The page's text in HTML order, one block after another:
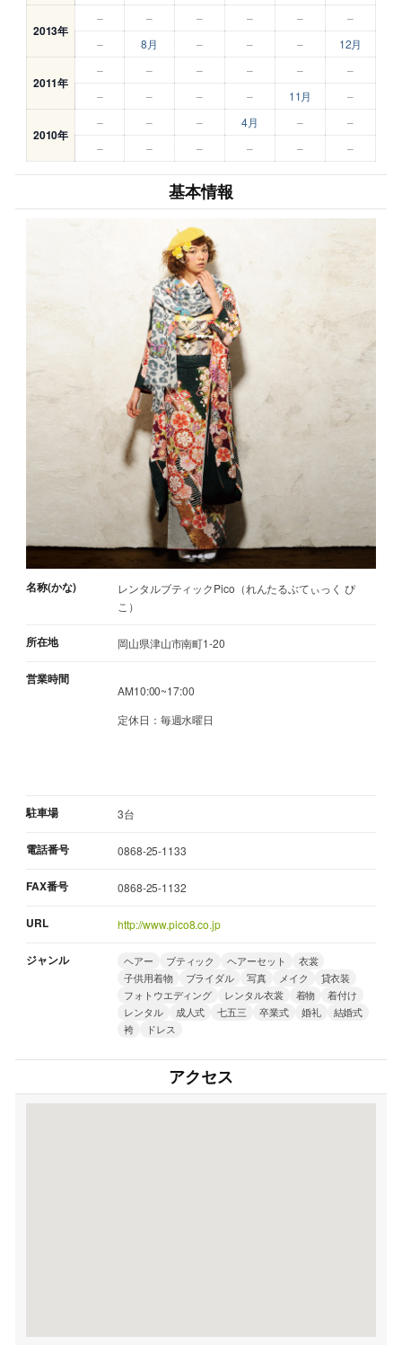
2013年
– – – – –
–
–
8月 – – – 12月
2011年
– – – – –
–
–
– – – 11月 –
2010年
– – – 4月 –
–
–
– – – – –
基本情報
名称(かな)
レンタルブティックPico（れんたるぶてぃっく ぴ
こ）
所在地 岡山県津山市南町1-20
営業時間
AM10:00~17:00
定休日：毎週水曜日
駐車場 3台
電話番号 0868-25-1133
FAX番号 0868-25-1132
URL http://www.pico8.co.jp
ジャンル ヘアー ブティック ヘアーセット
衣裳
子供用着物
ブライダル 写真 メイク
貸衣装
フォトウエディング
レンタル衣裳 着物
着付け
レンタル
成人式 七五三 卒業式 婚礼
結婚式
袴
ドレス
アクセス